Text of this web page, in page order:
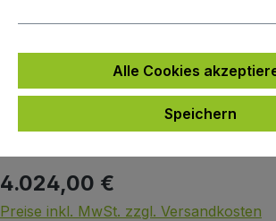
Regulärer Preis:
4.024,00 €
Preise inkl. MwSt. zzgl. Versandkosten
Alle Cookies
Speichern